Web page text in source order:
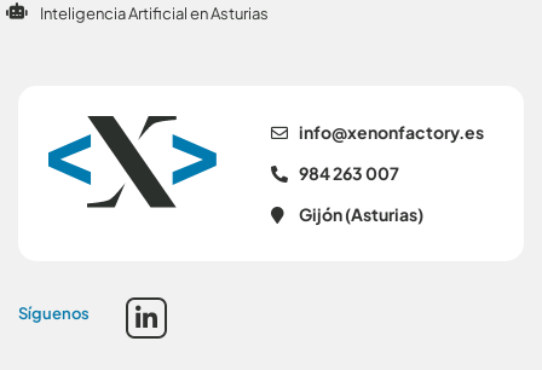
se.yrotcafnonex@ofni
984 263 007
Gijón (Asturias)
Síguenos
Inteligencia Artificial en Asturias